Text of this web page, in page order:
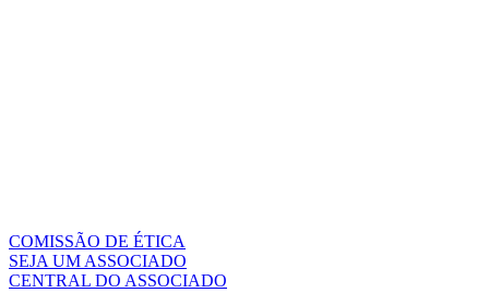
COMISSÃO DE ÉTICA
SEJA UM ASSOCIADO
CENTRAL DO ASSOCIADO